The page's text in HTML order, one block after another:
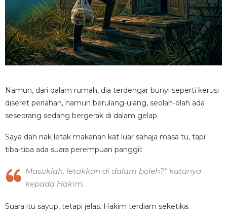
Namun, dari dalam rumah, dia terdengar bunyi seperti kerusi
diseret perlahan, namun berulang-ulang, seolah-olah ada
seseorang sedang bergerak di dalam gelap.
Saya dah nak letak makanan kat luar sahaja masa tu, tapi
tiba-tiba ada suara perempuan panggil:
Masuklah, letakkan di dalam boleh?” katanya
kepada Hakim.
Suara itu sayup, tetapi jelas. Hakim terdiam seketika.